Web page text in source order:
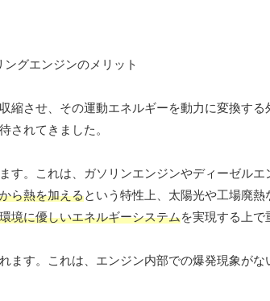
させ、その運動エネルギーを動力に変換する
されてきました。
す。これは、ガソリンエンジンやディーゼル
ら熱を加えるという特性上、太陽光や工場廃
境に優しいエネルギーシステムを実現する上で
ます。これは、エンジン内部での爆発現象が